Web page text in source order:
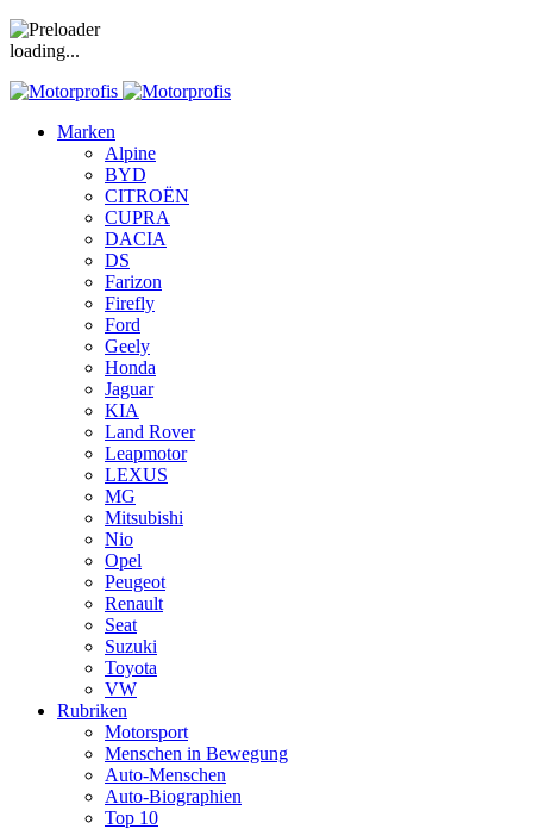
loading...
Marken
Alpine
BYD
CITROËN
CUPRA
DACIA
DS
Farizon
Firefly
Ford
Geely
Honda
Jaguar
KIA
Land Rover
Leapmotor
LEXUS
MG
Mitsubishi
Nio
Opel
Peugeot
Renault
Seat
Suzuki
Toyota
VW
Rubriken
Motorsport
Menschen in Bewegung
Auto-Menschen
Auto-Biographien
Top 10